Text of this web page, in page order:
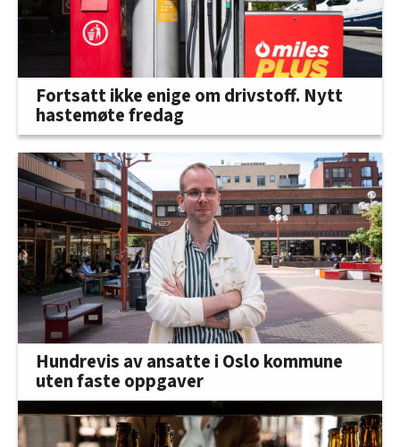
Fortsatt ikke enige om drivstoff. Nytt
hastemøte fredag
Hundrevis av ansatte i Oslo kommune
uten faste oppgaver